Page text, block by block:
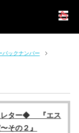
バックナンバー
レター◆ 『エス
その２』